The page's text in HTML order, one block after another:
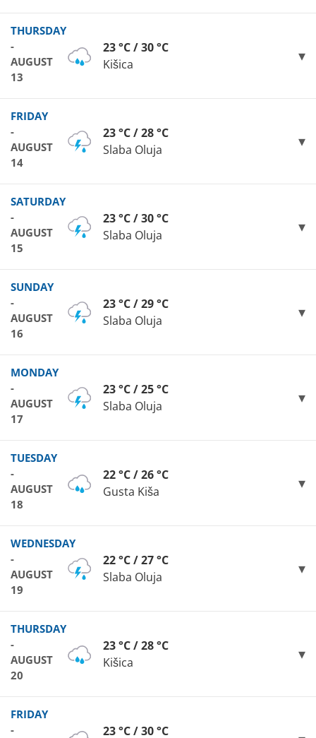
THURSDAY
-
AUGUST
13
23 °C / 30 °C
Kišica
FRIDAY
-
AUGUST
14
23 °C / 28 °C
Slaba Oluja
SATURDAY
-
AUGUST
15
23 °C / 30 °C
Slaba Oluja
SUNDAY
-
AUGUST
16
23 °C / 29 °C
Slaba Oluja
MONDAY
-
AUGUST
17
23 °C / 25 °C
Slaba Oluja
TUESDAY
-
AUGUST
18
22 °C / 26 °C
Gusta Kiša
WEDNESDAY
-
AUGUST
19
22 °C / 27 °C
Slaba Oluja
THURSDAY
-
AUGUST
20
23 °C / 28 °C
Kišica
FRIDAY
-
23 °C / 30 °C